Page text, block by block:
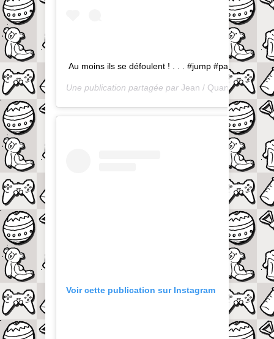
Au moins ils se défoulent ! . . . #jump #park
Une publication partagée par Jean / QuandOnEstPapa
Voir cette publication sur Instagram